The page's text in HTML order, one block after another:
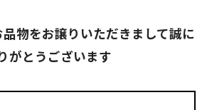
物をお譲りいただきまして誠に
がとうございます